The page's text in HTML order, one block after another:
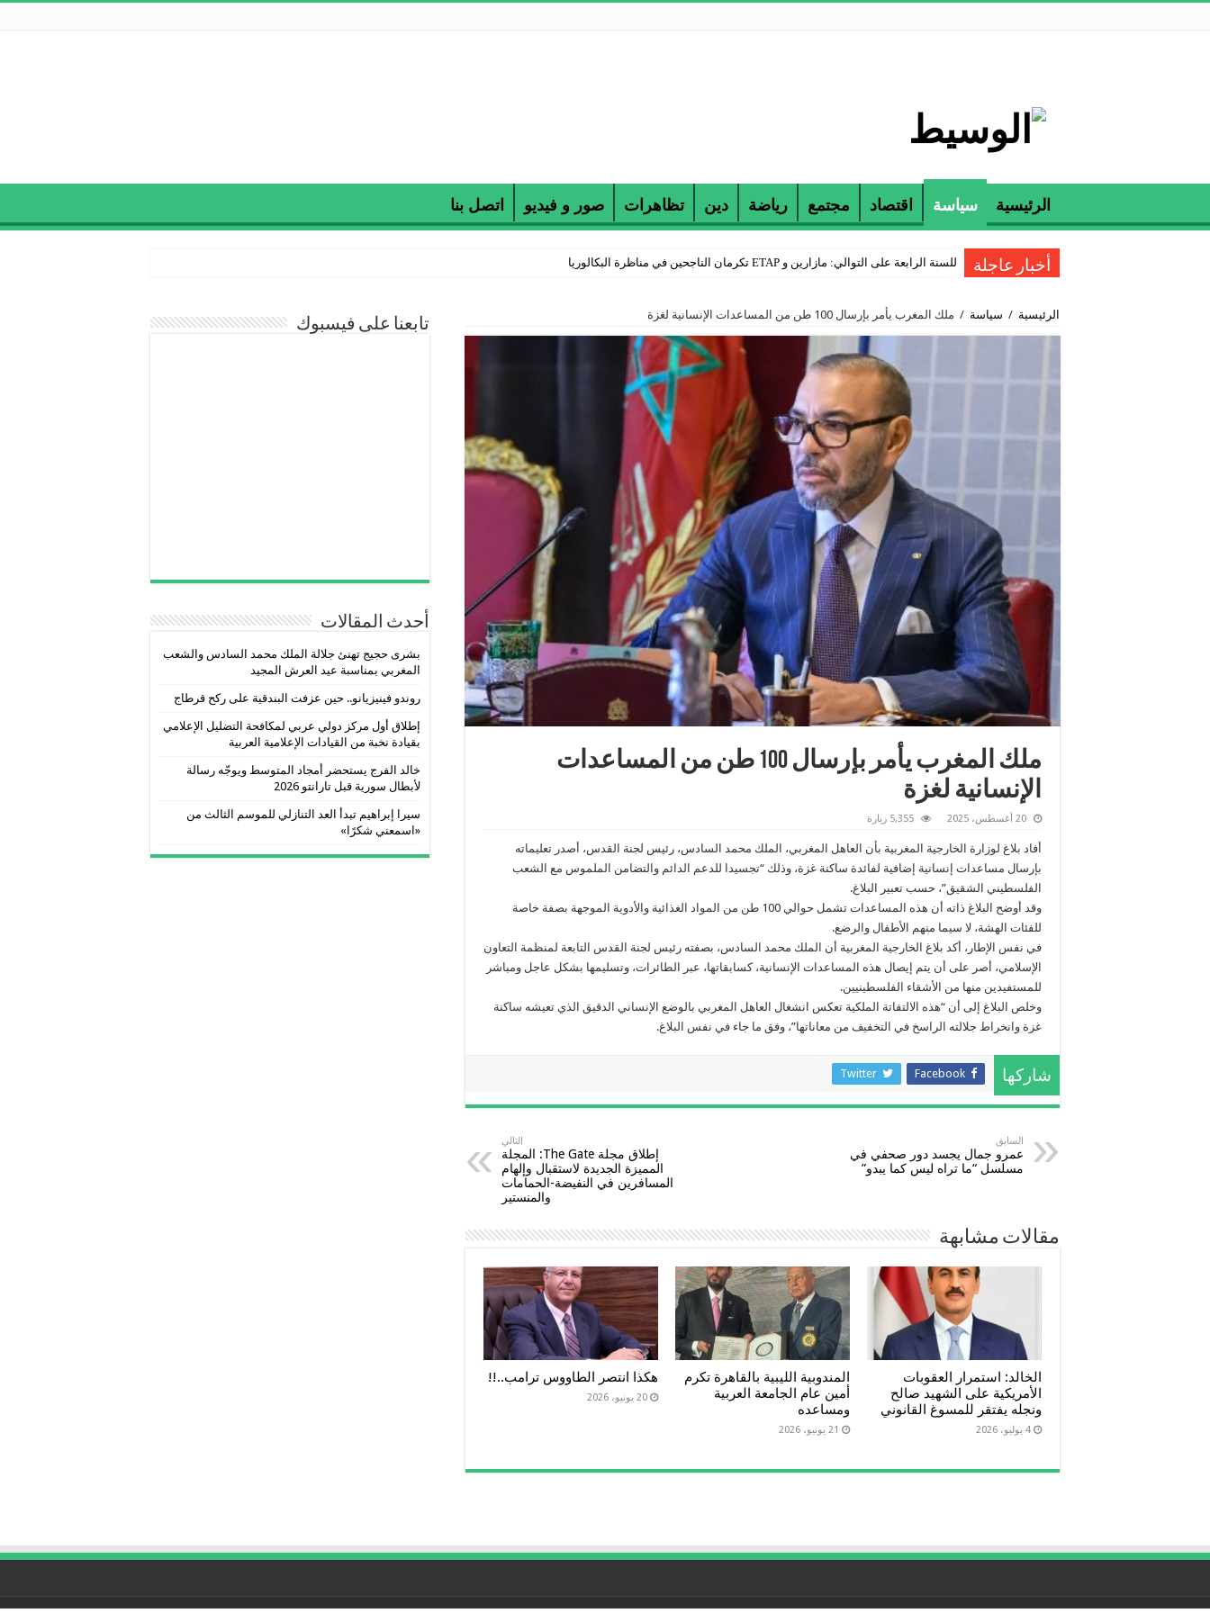
الرئيسية سياسة اقتصاد مجتمع رياضة دين تظاهرات صور و فيديو اتصل بنا
أخبار عاجلة للسنة الرابعة على التوالي: مازارين و ETAP تكرمان الناجحين في مناظرة البكالوريا
الرئيسية / سياسة / ملك المغرب يأمر بإرسال 100 طن من المساعدات الإنسانية لغزة
ملك المغرب يأمر بإرسال 100 طن من المساعدات
الإنسانية لغزة
20 أغسطس، 2025 5,355 زيارة
أفاد بلاغ لوزارة الخارجية المغربية بأن العاهل المغربي، الملك محمد السادس، رئيس لجنة القدس، أصدر تعليماته
بإرسال مساعدات إنسانية إضافية لفائدة ساكنة غزة، وذلك “تجسيدا للدعم الدائم والتضامن الملموس مع الشعب
الفلسطيني الشقيق”، حسب تعبير البلاغ.
وقد أوضح البلاغ ذاته أن هذه المساعدات تشمل حوالي 100 طن من المواد الغذائية والأدوية الموجهة بصفة خاصة
للفئات الهشة، لا سيما منهم الأطفال والرضع.
في نفس الإطار، أكد بلاغ الخارجية المغربية أن الملك محمد السادس، بصفته رئيس لجنة القدس التابعة لمنظمة التعاون
الإسلامي، أصر على أن يتم إيصال هذه المساعدات الإنسانية، كسابقاتها، عبر الطائرات، وتسليمها بشكل عاجل ومباشر
للمستفيدين منها من الأشقاء الفلسطينيين.
وخلص البلاغ إلى أن “هذه الالتفاتة الملكية تعكس انشغال العاهل المغربي بالوضع الإنساني الدقيق الذي تعيشه ساكنة
غزة وانخراط جلالته الراسخ في التخفيف من معاناتها”، وفق ما جاء في نفس البلاغ.
شاركها Facebook
Twitter
السابق
عمرو جمال يجسد دور صحفي في
مسلسل “ما تراه ليس كما يبدو”
التالي
إطلاق مجلة The Gate: المجلة
المميزة الجديدة لاستقبال وإلهام
المسافرين في النفيضة-الحمامات
والمنستير
مقالات مشابهة
الخالد: استمرار العقوبات
الأمريكية على الشهيد صالح
ونجله يفتقر للمسوغ القانوني
4 يوليو، 2026
المندوبية الليبية بالقاهرة تكرم
أمين عام الجامعة العربية
ومساعده
21 يونيو، 2026
هكذا انتصر الطاووس ترامب..!!
20 يونيو، 2026
تابعنا على فيسبوك
أحدث المقالات
بشرى حجيج تهنئ جلالة الملك محمد السادس والشعب
المغربي بمناسبة عيد العرش المجيد
روندو فينيزيانو.. حين عزفت البندقية على ركح قرطاج
إطلاق أول مركز دولي عربي لمكافحة التضليل الإعلامي
بقيادة نخبة من القيادات الإعلامية العربية
خالد الفرج يستحضر أمجاد المتوسط ويوجّه رسالة
لأبطال سورية قبل تارانتو 2026
سيرا إبراهيم تبدأ العد التنازلي للموسم الثالث من
«اسمعني شكرًا»